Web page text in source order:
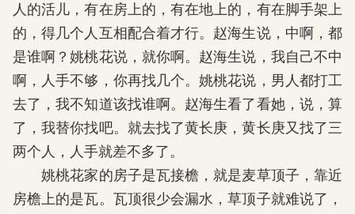
人的活儿，有在房上的，有在地上的，有在脚手架上
的，得几个人互相配合着才行。赵海生说，中啊，都
是谁啊？姚桃花说，就你啊。赵海生说，我自己不中
啊，人手不够，你再找几个。姚桃花说，男人都打工
去了，我不知道该找谁啊。赵海生看了看她，说，算
了，我替你找吧。就去找了黄长庚，黄长庚又找了三
两个人，人手就差不多了。
姚桃花家的房子是瓦接檐，就是麦草顶子，靠近
房檐上的是瓦。瓦顶很少会漏水，草顶子就难说了，